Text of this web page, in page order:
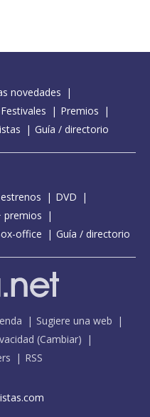
novedades
Festivales
Premios
Guía / directorio
DVD
premios
office Guía / directorio
Sugiere una web
(Cambiar)
RSS